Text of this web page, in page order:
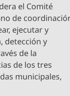
el Comité
de
ejecutar y
detección y
de la
de los tres
municipales,